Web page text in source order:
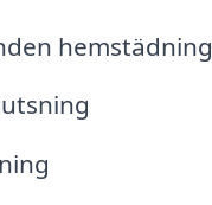
hemstädning